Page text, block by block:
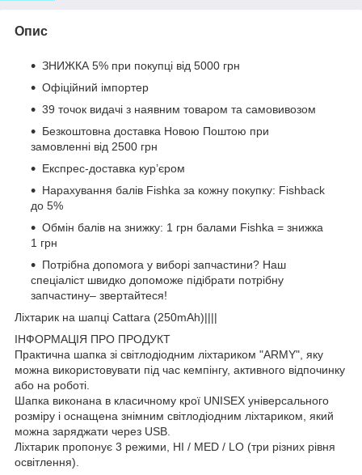
Опис
ЗНИЖКА 5% при покупці від 5000 грн
Офіційний імпортер
39 точок видачі з наявним товаром та самовивозом
Безкоштовна доставка Новою Поштою при
замовленні від 2500 грн
Експрес-доставка кур’єром
Нарахування балів Fishka за кожну покупку: Fishback
до 5%
Обмін балів на знижку: 1 грн балами Fishka = знижка
1 грн
Потрібна допомога у виборі запчастини? Наш
спеціаліст швидко допоможе підібрати потрібну
запчастину– звертайтеся!
Ліхтарик на шапці Cattara (250mAh)||||
ІНФОРМАЦІЯ ПРО ПРОДУКТ
Практична шапка зі світлодіодним ліхтариком "ARMY", яку
можна використовувати під час кемпінгу, активного відпочинку
або на роботі.
Шапка виконана в класичному крої UNISEX універсального
розміру і оснащена знімним світлодіодним ліхтариком, який
можна заряджати через USB.
Ліхтарик пропонує 3 режими, HI / MED / LO (три різних рівня
освітлення).